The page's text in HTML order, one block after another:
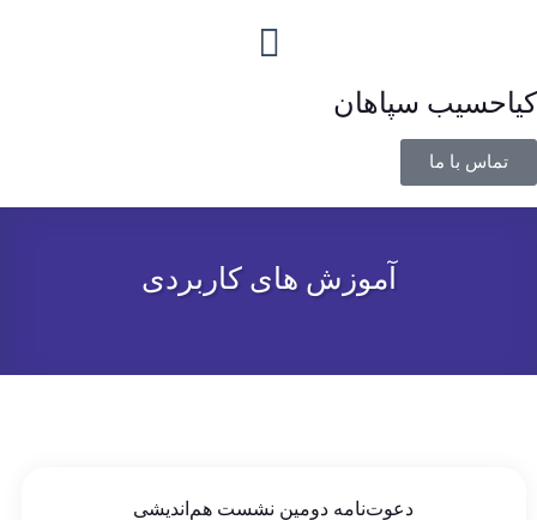
کیاحسیب سپاهان
تماس با ما
آموزش های کاربردی
دعوت‌نامه دومین نشست هم‌اندیشی